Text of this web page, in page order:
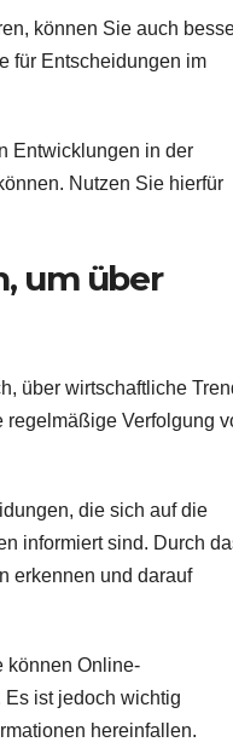
können Sie auch
für Entscheidungen im
Entwicklungen in der
Nutzen Sie hierfür
um über
über wirtschaftliche
Verfolgung
die sich auf die
informiert sind. Durch
erkennen und darauf
können Online-
ist jedoch wichtig
hereinfallen.